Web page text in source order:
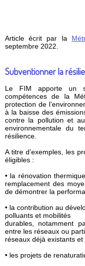
Article écrit par la
septembre 2022.
Subventionner la
Le FIM apporte un
compétences de la
protection de
à la baisse des
contre la pollution et
environnementale du
résilience.
A titre d’exemples, les
éligibles :
• la rénovation
remplacement des
de démontrer la
• la contribution au
polluants et mobilités
durables, notamment
entre les réseaux ou
réseaux déjà existants
• les projets de